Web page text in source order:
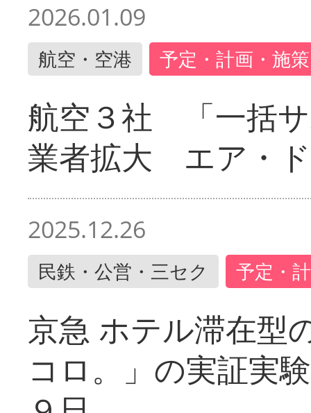
2026.01.09
航空・空港 予定・計画・施策
航空３社 「一括
業者拡大 エア・
2025.12.26
民鉄・公営・三セク 予定・
京急 ホテル滞在型
コロ。」の実証実